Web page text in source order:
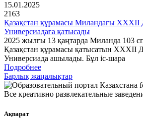
15.01.2025
2163
Қазақстан құрамасы Миландағы XXXII
Универсиадаға қатысады
2025 жылғы 13 қаңтарда Миланда 103
Қазақстан құрамасы қатысатын XXXII
Универсиада ашылады. Бұл іс-шара
Подробнее
Барлық жаңалықтар
Все креативно развлекательные
Ақпарат